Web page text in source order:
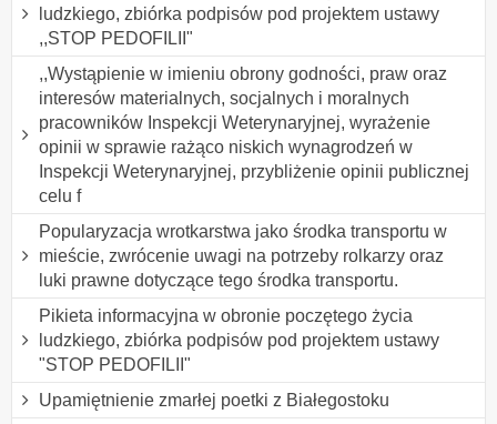
ludzkiego, zbiórka podpisów pod projektem ustawy
,,STOP PEDOFILII"
,,Wystąpienie w imieniu obrony godności, praw oraz
interesów materialnych, socjalnych i moralnych
pracowników Inspekcji Weterynaryjnej, wyrażenie
opinii w sprawie rażąco niskich wynagrodzeń w
Inspekcji Weterynaryjnej, przybliżenie opinii publicznej
celu f
Popularyzacja wrotkarstwa jako środka transportu w
mieście, zwrócenie uwagi na potrzeby rolkarzy oraz
luki prawne dotyczące tego środka transportu.
Pikieta informacyjna w obronie poczętego życia
ludzkiego, zbiórka podpisów pod projektem ustawy
"STOP PEDOFILII"
Upamiętnienie zmarłej poetki z Białegostoku